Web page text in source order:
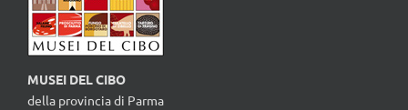
MUSEI DEL CIBO
della provincia di Parma